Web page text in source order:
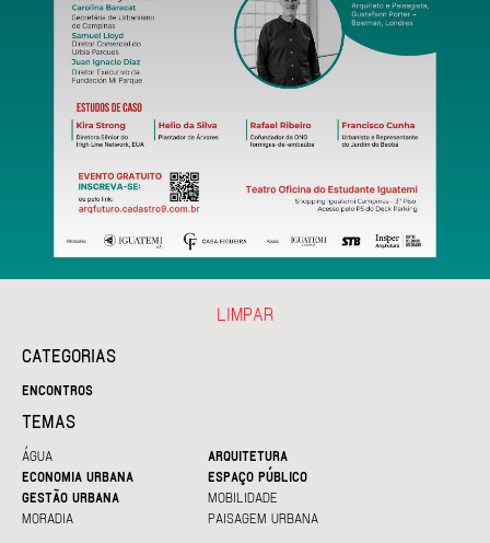
CATEGORIAS
ENCONTROS
TEMAS
ÁGUA
ARQUITETURA
ECONOMIA URBANA
ESPAÇO PÚBLICO
GESTÃO URBANA
MOBILIDADE
MORADIA
PAISAGEM URBANA
LIMPAR